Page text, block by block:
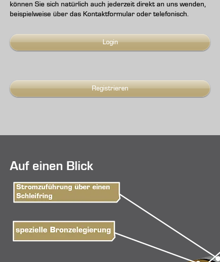
können Sie sich natürlich auch jederzeit direkt an uns wenden,
beispielweise über das Kontaktformular oder telefonisch.
Login
Registrieren
Auf einen Blick